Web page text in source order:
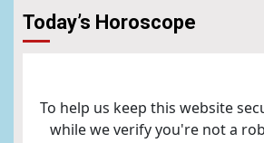
Today’s Horoscope